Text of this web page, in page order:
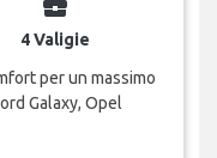
business_center
4 Valigie
per un massimo
Galaxy, Opel